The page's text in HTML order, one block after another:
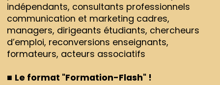
indépendants, consultants professionnels
communication et marketing cadres,
managers, dirigeants étudiants, chercheurs
d’emploi, reconversions enseignants,
formateurs, acteurs associatifs
■ Le format "Formation-Flash" !